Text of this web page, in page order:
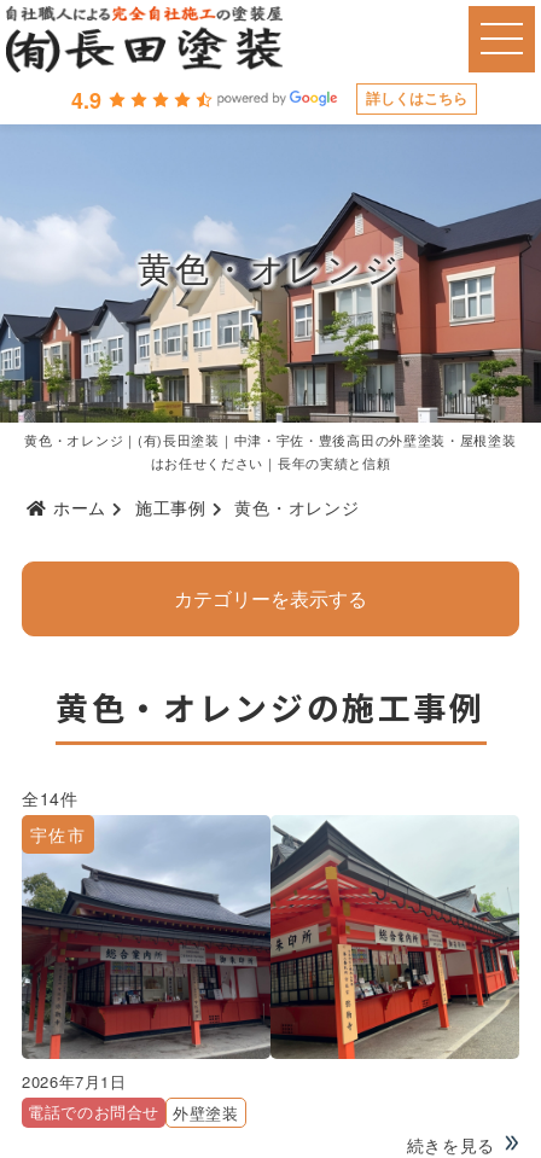
4.9 詳しくはこちら
黄色・オレンジ
黄色・オレンジ｜(有)長田塗装｜中津・宇佐・豊後高田の外壁塗装・屋根塗装
はお任せください｜長年の実績と信頼
ホーム 施工事例 黄色・オレンジ
カテゴリーを表示する
黄色・オレンジの施工事例
全14件
宇佐市
2026年7月1日
電話でのお問合せ
外壁塗装
続きを見る